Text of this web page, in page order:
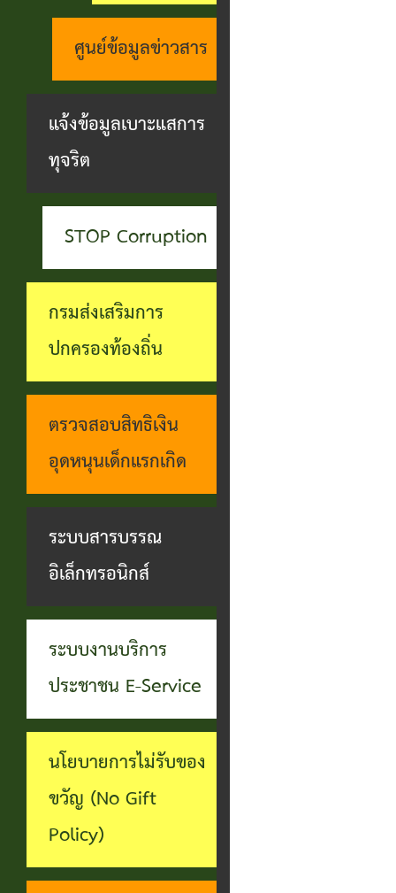
ทุกข์
ตรวจ
สอบ
ชื่อ
เงิน
บัญชี
เบี้ย
ยังชีพ
ระบบงาน
บริการ
ประชาชน
Service)
เว็บไซต์
ช่าง
กอง
สาธารณสุข
และสิ่ง
แวดล้อม
กอง
การ
ศึกษา
รบ.อำนวย
ความ
สะดวกฯ
บุคคล
ที่น่า
ยกย่อง
การ
การตาม
การ
บริหาร
งาน
บุคคล
บุคคล
ช่อง
ทางการ
รับฟัง
ความ
คิดเห็น
แจ้ง
ข้อมูล
เบาะแส
การ
ทุจริต
ศูนย์ข้อมูลข่าวสาร
แจ้งข้อมูลเบาะแสการ
ทุจริต
STOP Corruption
กรมส่งเสริมการ
ปกครองท้องถิ่น
ตรวจสอบสิทธิเงิน
อุดหนุนเด็กแรกเกิด
ระบบสารบรรณ
อิเล็กทรอนิกส์
ระบบงานบริการ
ประชาชน E-Service
นโยบายการไม่รับของ
ขวัญ (No Gift
Policy)